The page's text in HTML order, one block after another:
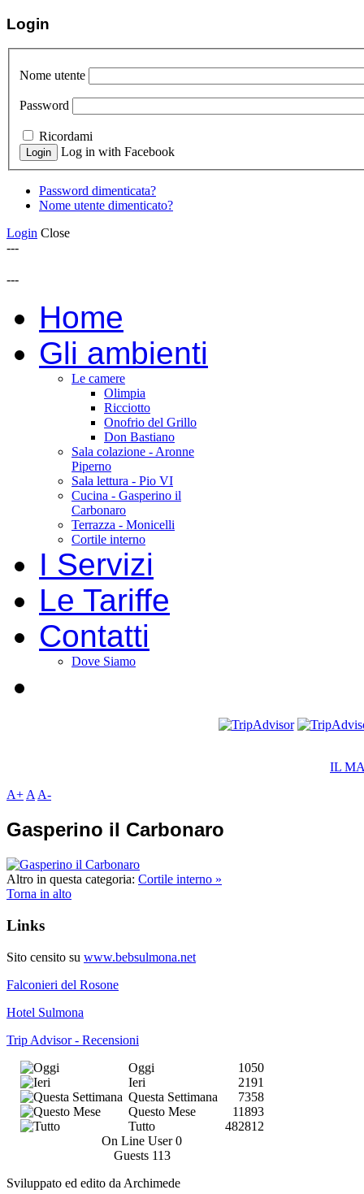
Login
Nome utente
Password
Ricordami
Log in with Facebook
Password dimenticata?
Nome utente dimenticato?
Login Close
---
---
Home
Gli ambienti
Le camere
Olimpia
Ricciotto
Onofrio del Grillo
Don Bastiano
Sala colazione - Aronne
Piperno
Sala lettura - Pio VI
Cucina - Gasperino il
Carbonaro
Terrazza - Monicelli
Cortile interno
I Servizi
Le Tariffe
Contatti
Dove Siamo
IL
A+AA-
Gasperino il Carbonaro
Altro in questa categoria: Cortile interno »
Torna in alto
Links
Sito censito su www.bebsulmona.net
Falconieri del Rosone
Hotel Sulmona
Trip Advisor - Recensioni
Oggi
1050
Ieri
2191
Questa Settimana
7358
Questo Mese
11893
Tutto
482812
On Line User 0
Guests 113
Sviluppato ed edito da Archimede